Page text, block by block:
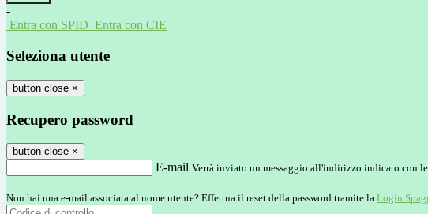
-
Entra con SPID Entra con CIE
Seleziona utente
button close ×
Recupero password
button close ×
E-mail Verrà inviato un messaggio all'indirizzo indicato con
Non hai una e-mail associata al nome utente? Effettua il reset della password tramite la Login